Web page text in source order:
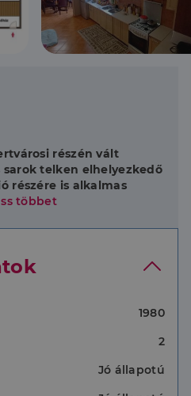
részén vált
sarok telken elhelyezkedő
részére is alkalmas
egy külön kis házzal és
lakás teljesen külön
WC, étkező és
nm erkély teljesen külön
és konyha. Található itt
tárolónak használt
többet
1980
2
Jó állapotú